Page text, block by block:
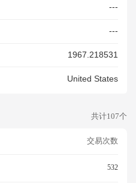
RBIPROFEN USP BATCH NO
02/2026 EXP DATE 01/2028 O
KG NET
---
---
1967.218531
United States
共计107个
交易次数
532